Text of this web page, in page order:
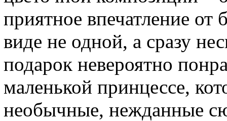
приятное впечатление от
виде не одной, а сразу
подарок невероятно
маленькой принцессе,
необычные, нежданные